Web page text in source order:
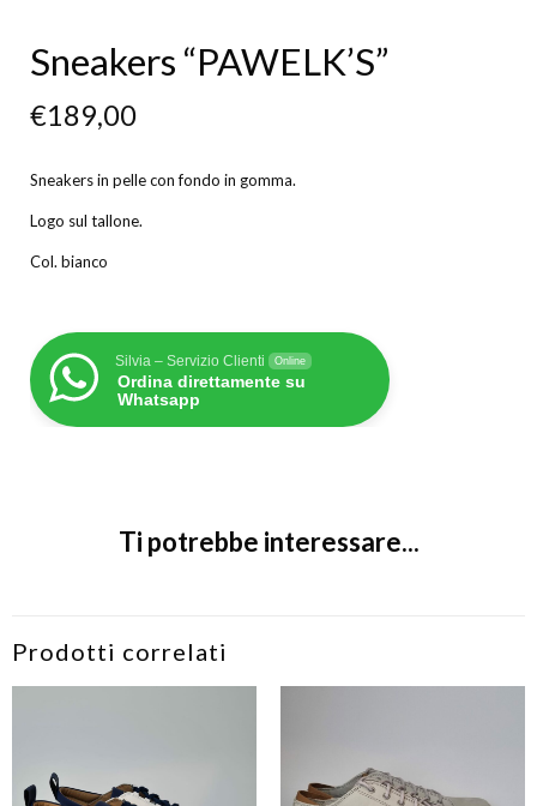
Sneakers “PAWELK’S”
€189,00
Sneakers in pelle con fondo in gomma.
Logo sul tallone.
Col. bianco
Silvia – Servizio Clienti Online
Ordina direttamente su
Whatsapp
Ti potrebbe interessare...
Prodotti correlati